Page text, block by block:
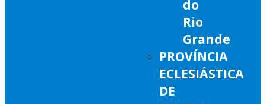
do
Rio
Grande
PROVÍNCIA
ECLESIÁSTICA
DE